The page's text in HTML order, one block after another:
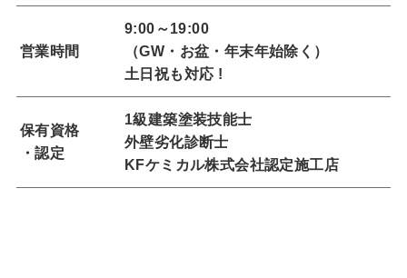
営業時間
9:00～19:00
（GW・お盆・年末年始除く）
土日祝も対応 !
保有資格
・認定
1級建築塗装技能士
外壁劣化診断士
KFケミカル株式会社認定施工店